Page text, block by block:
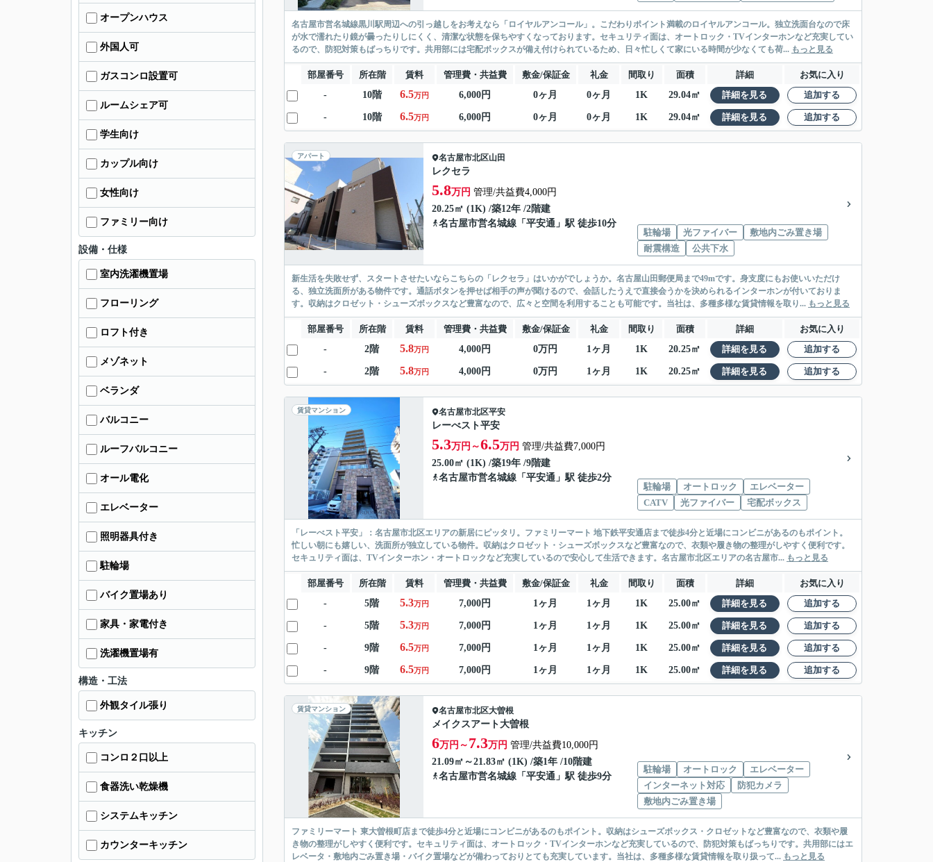
名古屋市営名城線黒川駅周辺への引っ越しをお考えなら「ロイヤルアンコール」。こだわりポイント満載のロイヤルアンコール。独立洗面台なので床
が水で濡れたり鏡が曇ったりしにくく、清潔な状態を保ちやすくなっております。セキュリティ面は、オートロック・TVインターホンなど充実してい
るので、防犯対策もばっちりです。共用部には宅配ボックスが備え付けられているため、日々忙しくて家にいる時間が少なくても荷... もっと見る
部屋番号 所在階 賃料 管理費・共益費 敷金/保証金 礼金 間取り 面積 詳細
お気に入り
-
10階 6.5万円 6,000円 0ヶ月 0ヶ月 1K 29.04㎡ 詳細を見る 追加する
- 10階 6.5万円 6,000円 0ヶ月 0ヶ月 1K 29.04㎡ 詳細を見る 追加する
アパート 名古屋市北区山田
レクセラ
5.8万円 管理/共益費4,000円
20.25㎡ (1K) /築12年 /2階建
名古屋市営名城線 「 平安通 」駅 徒歩10分
駐輪場
光ファイバー
敷地内ごみ置き場
耐震構造
公共下水
新生活を失敗せず、スタートさせたいならこちらの「レクセラ」はいかがでしょうか。名古屋山田郵便局まで49mです。身支度にもお使いいただけ
る、独立洗面所がある物件です。通話ボタンを押せば相手の声が聞けるので、会話したうえで直接会うかを決められるインターホンが付いておりま
す。収納はクロゼット・シューズボックスなど豊富なので、広々と空間を利用することも可能です。当社は、多種多様な賃貸情報を取り... もっと見る
部屋番号 所在階 賃料 管理費・共益費 敷金/保証金 礼金 間取り 面積 詳細
お気に入り
-
2階 5.8万円 4,000円 0万円 1ヶ月 1K 20.25㎡ 詳細を見る 追加する
- 2階 5.8万円 4,000円 0万円 1ヶ月 1K 20.25㎡ 詳細を見る 追加する
賃貸マンション 名古屋市北区平安
レーべスト平安
5.3万円～6.5万円 管理/共益費7,000円
25.00㎡ (1K) /築19年 /9階建
名古屋市営名城線 「 平安通 」駅 徒歩2分
駐輪場
オートロック
エレベーター
CATV
光ファイバー 宅配ボックス
「レーべスト平安」：名古屋市北区エリアの新居にピッタリ。ファミリーマート 地下鉄平安通店まで徒歩4分と近場にコンビニがあるのもポイント。
忙しい朝にも嬉しい、洗面所が独立している物件。収納はクロゼット・シューズボックスなど豊富なので、衣類や履き物の整理がしやすく便利です。
セキュリティ面は、TVインターホン・オートロックなど充実しているので安心して生活できます。名古屋市北区エリアの名古屋市... もっと見る
部屋番号 所在階 賃料 管理費・共益費 敷金/保証金 礼金 間取り 面積 詳細
お気に入り
-
5階 5.3万円 7,000円 1ヶ月 1ヶ月 1K 25.00㎡ 詳細を見る 追加する
- 5階 5.3万円 7,000円 1ヶ月 1ヶ月 1K 25.00㎡ 詳細を見る 追加する
- 9階 6.5万円 7,000円 1ヶ月 1ヶ月 1K 25.00㎡ 詳細を見る 追加する
- 9階 6.5万円 7,000円 1ヶ月 1ヶ月 1K 25.00㎡ 詳細を見る 追加する
賃貸マンション 名古屋市北区大曽根
メイクスアート大曽根
6万円～ 7.3万円 管理/共益費10,000円
21.09㎡～21.83㎡ (1K) /築1年 /10階建
名古屋市営名城線 「 平安通 」駅 徒歩9分
駐輪場 オートロック
エレベーター
インターネット対応
防犯カメラ
敷地内ごみ置き場
ファミリーマート 東大曽根町店まで徒歩4分と近場にコンビニがあるのもポイント。収納はシューズボックス・クロゼットなど豊富なので、衣類や履
き物の整理がしやすく便利です。セキュリティ面は、オートロック・TVインターホンなど充実しているので、防犯対策もばっちりです。共用部にはエ
レベータ・敷地内ごみ置き場・バイク置場などが備わっておりとても充実しています。当社は、多種多様な賃貸情報を取り扱って... もっと見る
オープンハウス
外国人可
ガスコンロ設置可
ルームシェア可
学生向け
カップル向け
女性向け
ファミリー向け
設備・仕様
室内洗濯機置場
フローリング
ロフト付き
メゾネット
ベランダ
バルコニー
ルーフバルコニー
オール電化
エレベーター
照明器具付き
駐輪場
バイク置場あり
家具・家電付き
洗濯機置場有
構造・工法
外観タイル張り
キッチン
コンロ２口以上
食器洗い乾燥機
システムキッチン
カウンターキッチン